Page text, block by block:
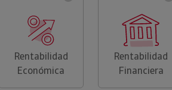
Rentabilidad
Económica
Rentabilidad
Financiera